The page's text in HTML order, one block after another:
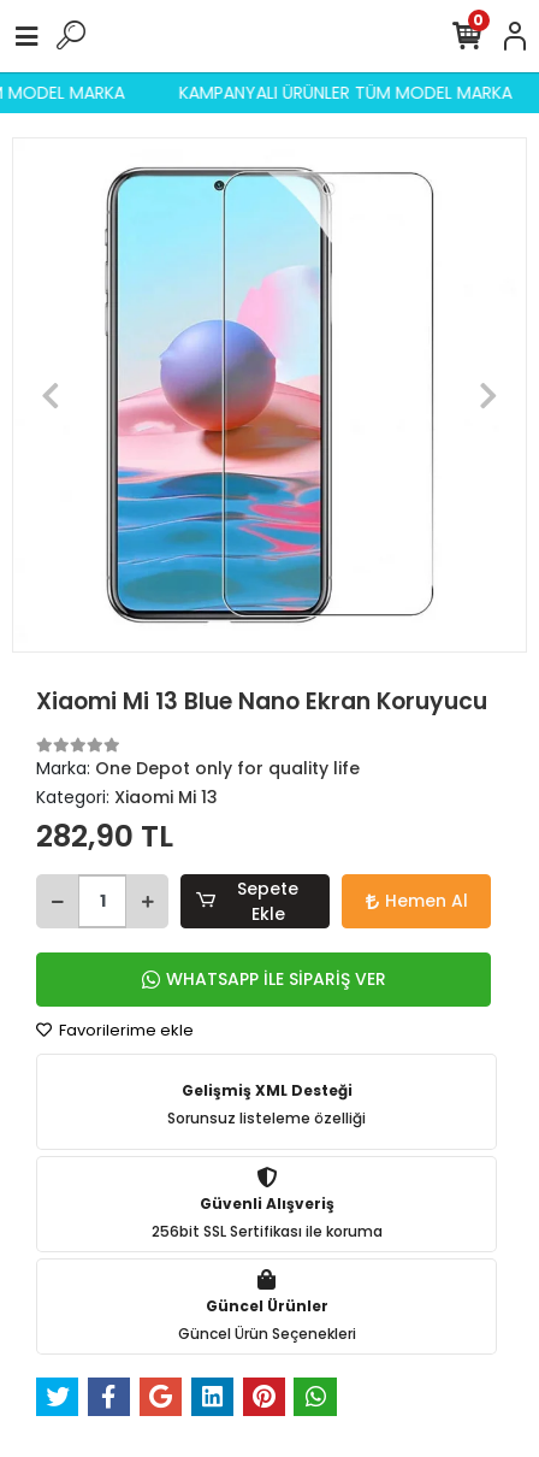
MODEL MARKA KAMPANYALI ÜRÜNLER TÜM MODEL MARKA
0
Xiaomi Mi 13 Blue Nano Ekran Koruyucu
Marka: One Depot only for quality life
Kategori: Xiaomi Mi 13
282,90 TL
Sepete
Ekle
Hemen Al
WHATSAPP İLE SİPARİŞ VER
Favorilerime ekle
Gelişmiş XML Desteği
Sorunsuz listeleme özelliği
Güvenli Alışveriş
256bit SSL Sertifikası ile koruma
Güncel Ürünler
Güncel Ürün Seçenekleri